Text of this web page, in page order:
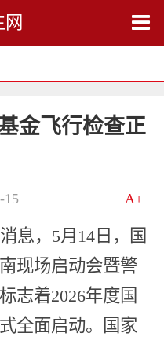
网
金飞行检查正
15 A+
息，5月14日，国
现场启动会暨警
志着2026年度国
全面启动。国家